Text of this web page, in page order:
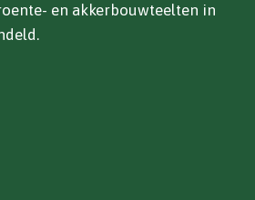
en akkerbouwteelten in